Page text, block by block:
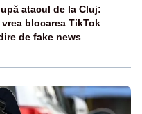
atacul de la Cluj:
blocarea TikTok
de fake news